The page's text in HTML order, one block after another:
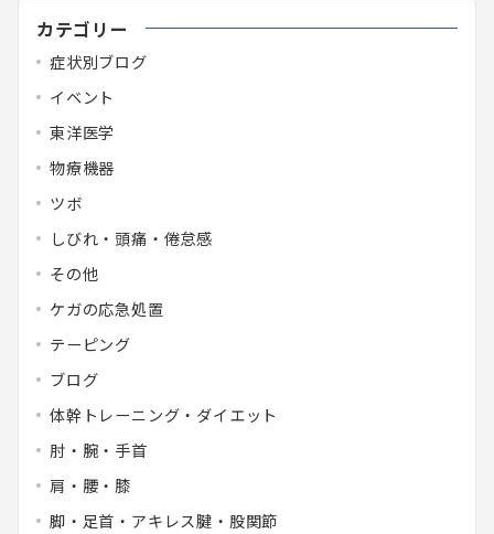
カテゴリー
症状別ブログ
イベント
東洋医学
物療機器
ツボ
しびれ・頭痛・倦怠感
その他
ケガの応急処置
テーピング
ブログ
体幹トレーニング・ダイエット
肘・腕・手首
肩・腰・膝
脚・足首・アキレス腱・股関節